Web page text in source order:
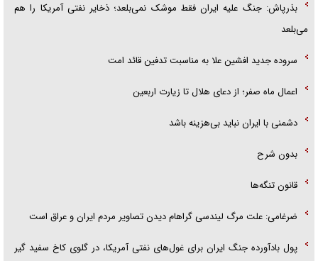
بذرپاش: ‏جنگ علیه ایران فقط موشک نمی‌بلعد؛ ذخایر نفتی آمریکا را هم
می‌بلعد
سروده جدید افشین علا به مناسبت تدفین قائد امت
اعمال ماه صفر؛ از دعای هلال تا زیارت اربعین
دشمنی با ایران نباید بی‌هزینه باشد
بدون شرح
قانون تنگه‌ها
ضرغامی: علت مرگ لیندسی گراهام دیدن تصاویر مردم ایران و عراق است
پول بادآورده جنگ ایران برای غول‌های نفتی آمریکا، در گلوی کاخ سفید گیر